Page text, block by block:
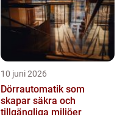
10 juni 2026
Dörrautomatik som
skapar säkra och
tillgängliga miljöer